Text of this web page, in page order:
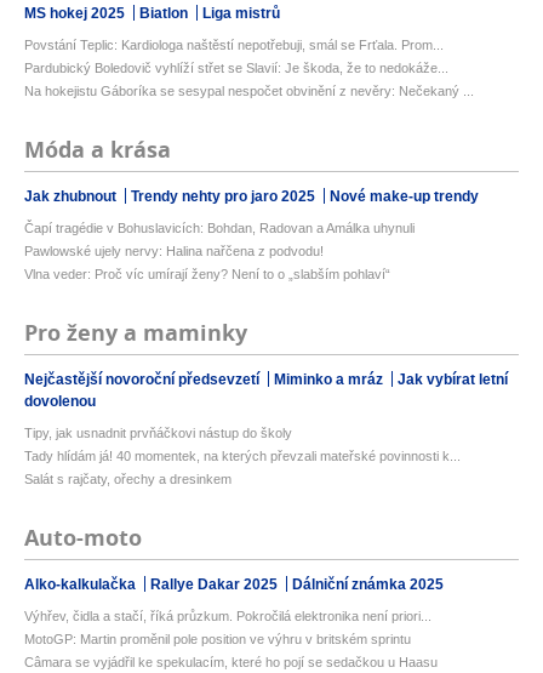
MS hokej 2025 Biatlon Liga mistrů
Povstání Teplic: Kardiologa naštěstí nepotřebuji, smál se Frťala. Prom...
Pardubický Boledovič vyhlíží střet se Slavií: Je škoda, že to nedokáže...
Na hokejistu Gáboríka se sesypal nespočet obvinění z nevěry: Nečekaný ...
Móda a krása
Jak zhubnout Trendy nehty pro jaro 2025 Nové make-up trendy
Čapí tragédie v Bohuslavicích: Bohdan, Radovan a Amálka uhynuli
Pawlowské ujely nervy: Halina nařčena z podvodu!
Vlna veder: Proč víc umírají ženy? Není to o „slabším pohlaví“
Pro ženy a maminky
Nejčastější novoroční předsevzetí Miminko a mráz
Jak vybírat letní
dovolenou
Tipy, jak usnadnit prvňáčkovi nástup do školy
Tady hlídám já! 40 momentek, na kterých převzali mateřské povinnosti k...
Salát s rajčaty, ořechy a dresinkem
Auto-moto
Alko-kalkulačka Rallye Dakar 2025 Dálniční známka 2025
Výhřev, čidla a stačí, říká průzkum. Pokročilá elektronika není priori...
MotoGP: Martin proměnil pole position ve výhru v britském sprintu
Câmara se vyjádřil ke spekulacím, které ho pojí se sedačkou u Haasu